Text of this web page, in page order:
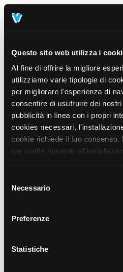
Questo sito web utilizza i
Al fine di offrire la migliore
utilizziamo varie tipologie di
per migliorare l'esperienza di
consentire di usufruire dei
pubblicità in linea con i propri
cookies necessari,
cookie richiede il tuo consenso.
tue scelte riguardo
prosegui” o decidere di
sul pulsante “Accetta tutti i
unicamente i cookie necessari
funzionamento, puoi prendere
delNecessario
Preferenze
Statistiche
404